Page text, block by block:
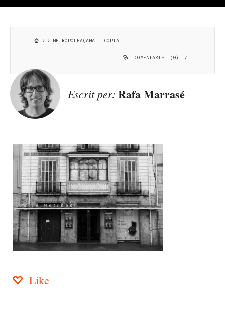
METROPOLFAÇANA – COPIA
COMENTARIS (0) /
Escrit per: Rafa Marrasé
Like